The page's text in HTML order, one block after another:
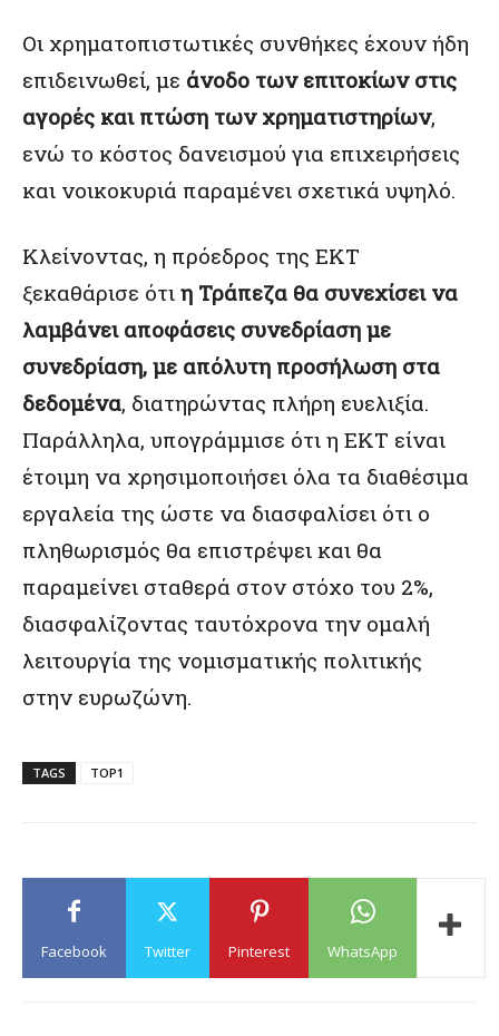
Οι χρηματοπιστωτικές συνθήκες έχουν ήδη
επιδεινωθεί, με άνοδο των επιτοκίων στις
αγορές και πτώση των χρηματιστηρίων,
ενώ το κόστος δανεισμού για επιχειρήσεις
και νοικοκυριά παραμένει σχετικά υψηλό.
Κλείνοντας, η πρόεδρος της ΕΚΤ
ξεκαθάρισε ότι η Τράπεζα θα συνεχίσει να
λαμβάνει αποφάσεις συνεδρίαση με
συνεδρίαση, με απόλυτη προσήλωση στα
δεδομένα, διατηρώντας πλήρη ευελιξία.
Παράλληλα, υπογράμμισε ότι η ΕΚΤ είναι
έτοιμη να χρησιμοποιήσει όλα τα διαθέσιμα
εργαλεία της ώστε να διασφαλίσει ότι ο
πληθωρισμός θα επιστρέψει και θα
παραμείνει σταθερά στον στόχο του 2%,
διασφαλίζοντας ταυτόχρονα την ομαλή
λειτουργία της νομισματικής πολιτικής
στην ευρωζώνη.
TAGS TOP1
Facebook Twitter Pinterest WhatsApp